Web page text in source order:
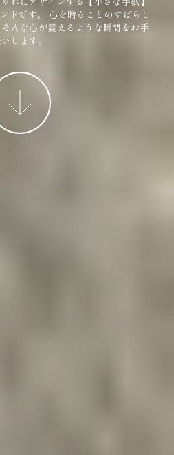
ドです。
心を贈ることのすばらし
んな心が震えるような瞬間をお手
します。